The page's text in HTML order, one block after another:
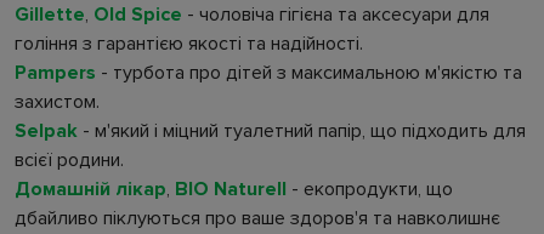
Gillette, Old Spice - чоловіча гігієна та аксесуари для
гоління з гарантією якості та надійності.
Pampers - турбота про дітей з максимальною м'якістю та
захистом.
Selpak - м'який і міцний туалетний папір, що підходить для
всієї родини.
Домашній лікар, BIO Naturell - екопродукти, що
дбайливо піклуються про ваше здоров'я та навколишнє